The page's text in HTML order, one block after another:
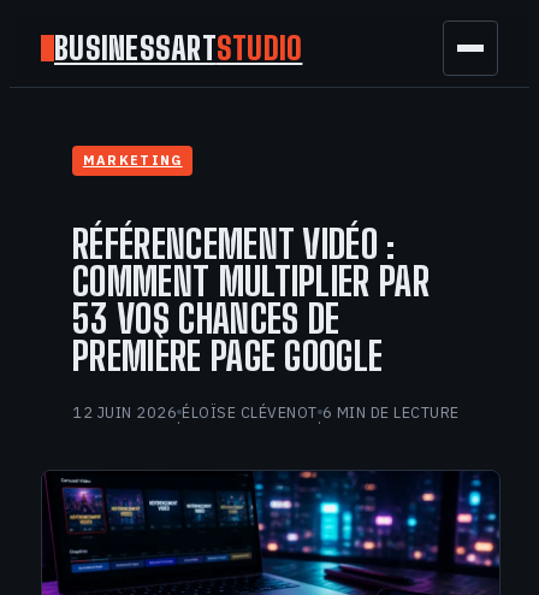
BUSINESSARTSTUDIO
FINANCE
TECH
MARKETING
RÉFÉRENCEMENT VIDÉO :
COMMENT MULTIPLIER PAR
53 VOS CHANCES DE
PREMIÈRE PAGE GOOGLE
12 JUIN 2026·ÉLOÏSE CLÉVENOT·6 MIN DE LECTURE